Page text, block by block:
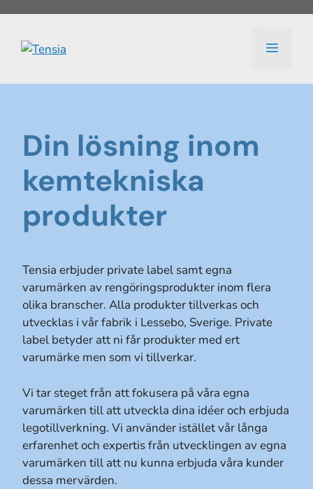
innehåll
Meny
Din lösning inom
kemtekniska
produkter
Tensia erbjuder private label samt egna
varumärken av rengöringsprodukter inom flera
olika branscher. Alla produkter tillverkas och
utvecklas i vår fabrik i Lessebo, Sverige. Private
label betyder att ni får produkter med ert
varumärke men som vi tillverkar.
Vi tar steget från att fokusera på våra egna
varumärken till att utveckla dina idéer och erbjuda
legotillverkning. Vi använder istället vår långa
erfarenhet och expertis från utvecklingen av egna
varumärken till att nu kunna erbjuda våra kunder
dessa mervärden.